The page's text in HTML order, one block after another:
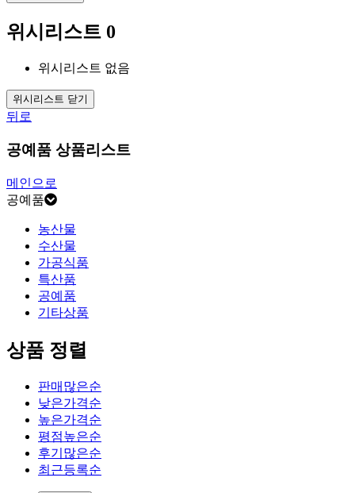
위시리스트 0
위시리스트 없음
위시리스트 닫기
뒤로
공예품 상품리스트
메인으로
공예품
농산물
수산물
가공식품
특산품
공예품
기타상품
상품 정렬
판매많은순
낮은가격순
높은가격순
평점높은순
후기많은순
최근등록순